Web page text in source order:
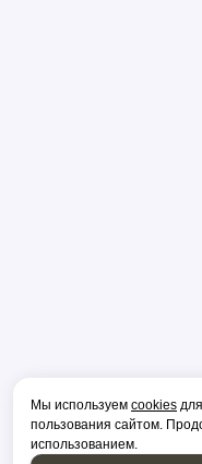
Мы используем cookies
пользования сайтом.
использованием.